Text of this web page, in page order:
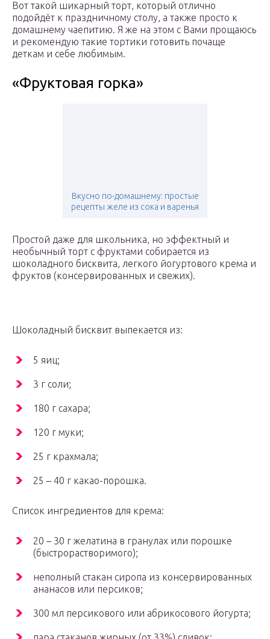
Вот такой шикарный торт, который отлично
подойдёт к праздничному столу, а также просто к
домашнему чаепитию. Я же на этом с Вами прощаюсь
и рекомендую такие тортики готовить почаще
деткам и себе любимым.
«Фруктовая горка»
Вкусно по-домашнему: простые
рецепты желе из сока и варенья
Простой даже для школьника, но эффектный и
необычный торт с фруктами собирается из
шоколадного бисквита, легкого йогуртового крема и
фруктов (консервированных и свежих).
Шоколадный бисквит выпекается из:
5 яиц;
3 г соли;
180 г сахара;
120 г муки;
25 г крахмала;
25 – 40 г какао-порошка.
Список ингредиентов для крема:
20 – 30 г желатина в гранулах или порошке
(быстрорастворимого);
неполный стакан сиропа из консервированных
ананасов или персиков;
300 мл персикового или абрикосового йогурта;